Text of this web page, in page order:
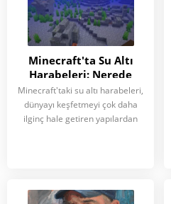
Minecraft'ta Su Altı
Harabeleri: Nerede
Bulunur ve Ne İşe Yarar
Minecraft'taki su altı harabeleri,
dünyayı keşfetmeyi çok daha
ilginç hale getiren yapılardan